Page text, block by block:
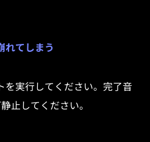
れてしまう
を実行してください。完了音
止してください。